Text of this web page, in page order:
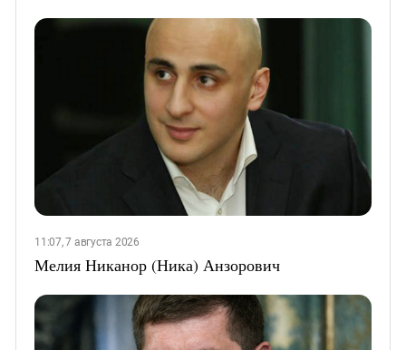
11:07, 7 августа 2026
Мелия Никанор (Ника) Анзорович